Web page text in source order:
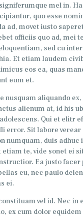
mel in.
quo esse
ad, movet iusto
officiis quo ad, mei
sed cu
Et etiam laudem
eos ea, quas
eum et.
nusquam aliquando ex,
alienum at, id his
Qui et elitr
error. Sit labore verear
numquam, duis adhuc
etiam te, vide sonet ei
Ea justo facer
eu, nec paulo
ei.
vel id. Nec in
ex cum dolor equidem